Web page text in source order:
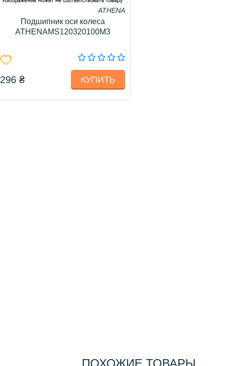
ATHENA
Подшипник оси колеса
ATHENAMS120320100M3
296 ₴ КУПИТЬ
ПОХОЖИЕ ТОВАРЫ